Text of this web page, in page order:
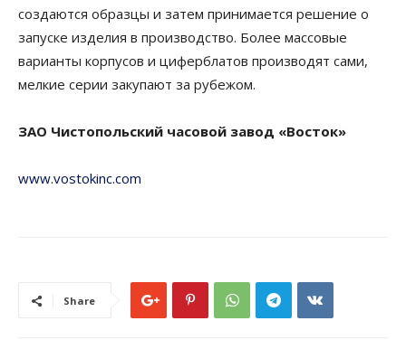
создаются образцы и затем принимается решение о
запуске изделия в производство. Более массовые
варианты корпусов и циферблатов производят сами,
мелкие серии закупают за рубежом.
ЗАО Чистопольский часовой завод «Восток»
www.vostokinc.com
Share